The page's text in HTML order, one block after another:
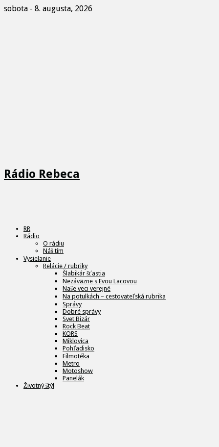
sobota - 8. augusta, 2026
Rádio Rebeca
RR
Rádio
O rádiu
Náš tím
Vysielanie
Relácie / rubriky
Šlabikár šťastia
Nezáväzne s Evou Lacovou
Naše veci verejné
Na potulkách – cestovateľská rubrika
Správy
Dobré správy
Svet Bizár
Rock Beat
KORS
Miklovica
Pohľadisko
Filmotéka
Metro
Motoshow
Panelák
Životný štýl